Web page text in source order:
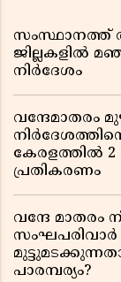
സംസ്ഥാനത്ത്
ജില്ലകളിൽ
നിർദേശം
വന്ദേമാതരം
കേരളത്തിൽ 2
പ്രതികരണം
വന്ദേ മാതരം
പാരമ്പര്യം?